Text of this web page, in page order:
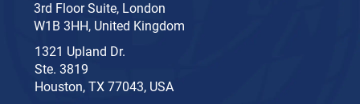
3rd Floor Suite, London
W1B 3HH, United Kingdom
1321 Upland Dr.
Ste. 3819
Houston, TX 77043, USA